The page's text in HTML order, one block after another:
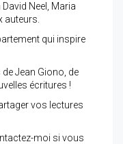
Neel, Maria
auteurs.
qui inspire
Jean Giono, de
écritures !
vos lectures
moi si vous